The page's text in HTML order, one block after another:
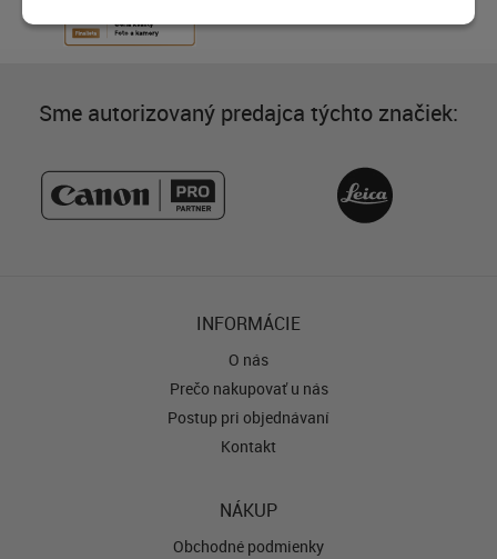
Sme autorizovaný predajca týchto značiek:
INFORMÁCIE
O nás
Prečo nakupovať u nás
Postup pri objednávaní
Kontakt
NÁKUP
Obchodné podmienky